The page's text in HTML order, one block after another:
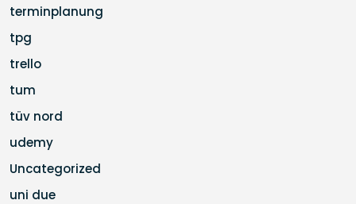
terminplanung
tpg
trello
tum
tüv nord
udemy
Uncategorized
uni due